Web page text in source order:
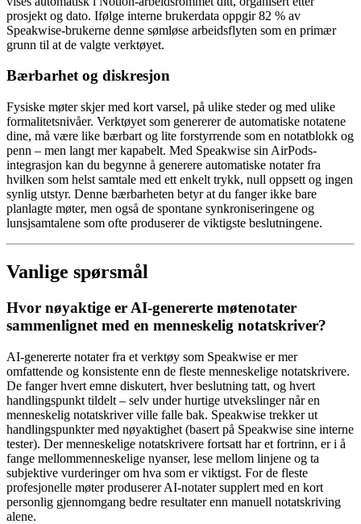
prosjekt og dato. Ifølge interne brukerdata oppgir 82 % av
Speakwise-brukerne denne sømløse arbeidsflyten som en primær
grunn til at de valgte verktøyet.
Bærbarhet og diskresjon
Fysiske møter skjer med kort varsel, på ulike steder og med ulike
formalitetsnivåer. Verktøyet som genererer de automatiske notatene
dine, må være like bærbart og lite forstyrrende som en notatblokk og
penn – men langt mer kapabelt. Med Speakwise sin AirPods-
integrasjon kan du begynne å generere automatiske notater fra
hvilken som helst samtale med ett enkelt trykk, null oppsett og ingen
synlig utstyr. Denne bærbarheten betyr at du fanger ikke bare
planlagte møter, men også de spontane synkroniseringene og
lunsjsamtalene som ofte produserer de viktigste beslutningene.
Vanlige spørsmål
Hvor nøyaktige er AI-genererte møtenotater
sammenlignet med en menneskelig notatskriver?
AI-genererte notater fra et verktøy som Speakwise er mer
omfattende og konsistente enn de fleste menneskelige notatskrivere.
De fanger hvert emne diskutert, hver beslutning tatt, og hvert
handlingspunkt tildelt – selv under hurtige utvekslinger når en
menneskelig notatskriver ville falle bak. Speakwise trekker ut
handlingspunkter med nøyaktighet (basert på Speakwise sine interne
tester). Der menneskelige notatskrivere fortsatt har et fortrinn, er i å
fange mellommenneskelige nyanser, lese mellom linjene og ta
subjektive vurderinger om hva som er viktigst. For de fleste
profesjonelle møter produserer AI-notater supplert med en kort
personlig gjennomgang bedre resultater enn manuell notatskriving
alene.